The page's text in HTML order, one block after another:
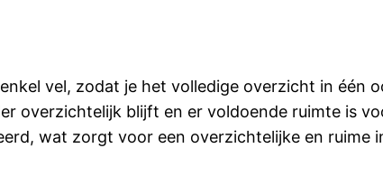
vel, zodat je het volledige overzicht in één
overzichtelijk blijft en er voldoende ruimte is
wat zorgt voor een overzichtelijke en ruime